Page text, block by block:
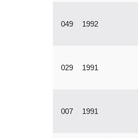
049 1992
029 1991
007 1991